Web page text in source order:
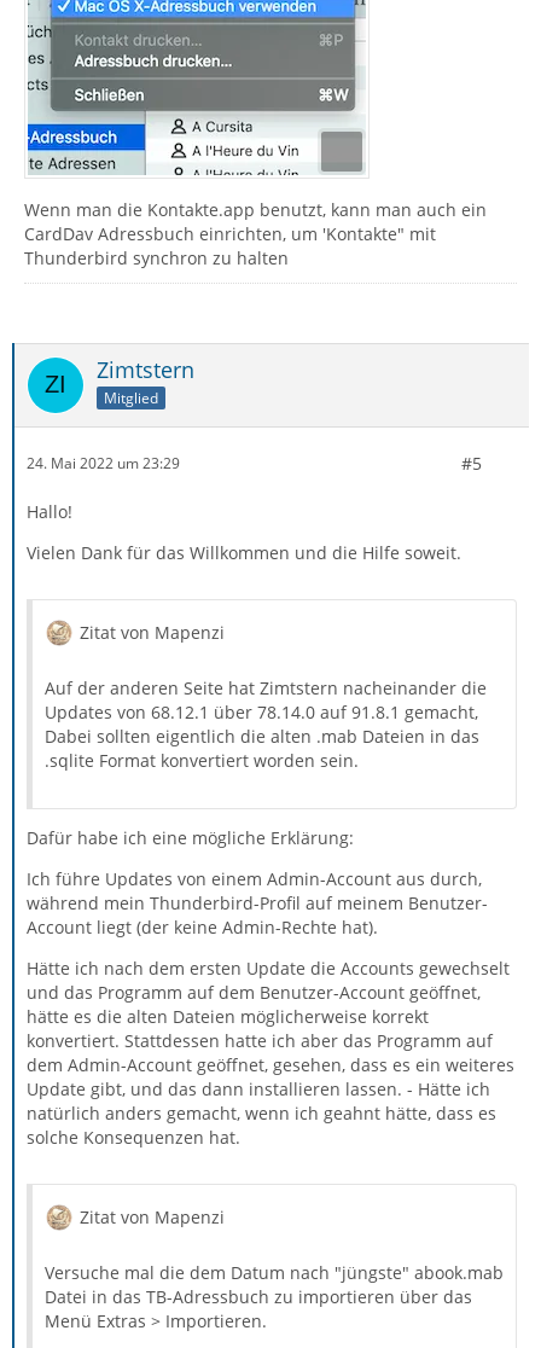
Wenn man die Kontakte.app benutzt, kann man auch ein
CardDav Adressbuch einrichten, um 'Kontakte" mit
Thunderbird synchron zu halten
Zimtstern
Mitglied
24. Mai 2022 um 23:29 #5
Hallo!
Vielen Dank für das Willkommen und die Hilfe soweit.
Zitat von Mapenzi
Auf der anderen Seite hat Zimtstern nacheinander die
Updates von 68.12.1 über 78.14.0 auf 91.8.1 gemacht,
Dabei sollten eigentlich die alten .mab Dateien in das
.sqlite Format konvertiert worden sein.
Dafür habe ich eine mögliche Erklärung:
Ich führe Updates von einem Admin-Account aus durch,
während mein Thunderbird-Profil auf meinem Benutzer-
Account liegt (der keine Admin-Rechte hat).
Hätte ich nach dem ersten Update die Accounts gewechselt
und das Programm auf dem Benutzer-Account geöffnet,
hätte es die alten Dateien möglicherweise korrekt
konvertiert. Stattdessen hatte ich aber das Programm auf
dem Admin-Account geöffnet, gesehen, dass es ein weiteres
Update gibt, und das dann installieren lassen. - Hätte ich
natürlich anders gemacht, wenn ich geahnt hätte, dass es
solche Konsequenzen hat.
Zitat von Mapenzi
Versuche mal die dem Datum nach "jüngste" abook.mab
Datei in das TB-Adressbuch zu importieren über das
Menü Extras > Importieren.